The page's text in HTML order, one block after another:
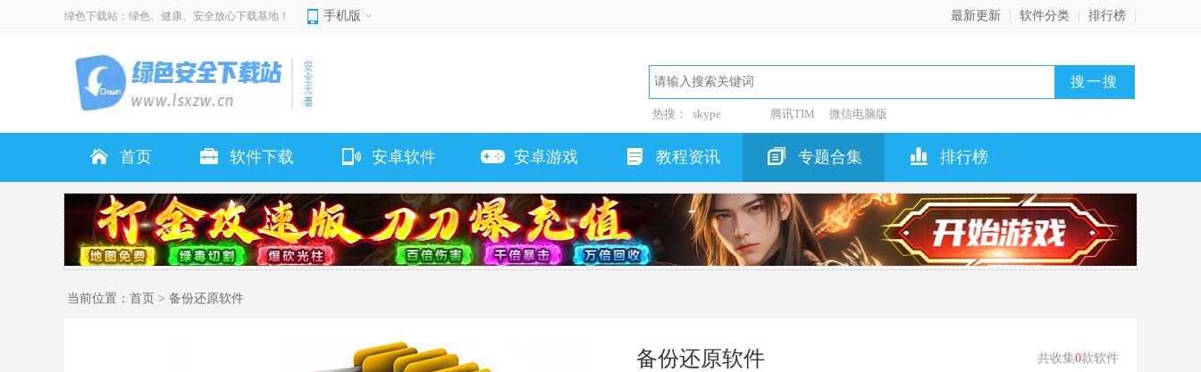
绿色下载站：绿色、健康、安全放心下载基地！ 手机版 最新更新 软件分类 排行榜
热搜： skype 腾讯TIM 微信电脑版
首页 软件下载 安卓软件 安卓游戏 教程资讯 专题合集 排行榜
当前位置： 首页 > 备份还原软件
共收集0款软件
备份还原软件